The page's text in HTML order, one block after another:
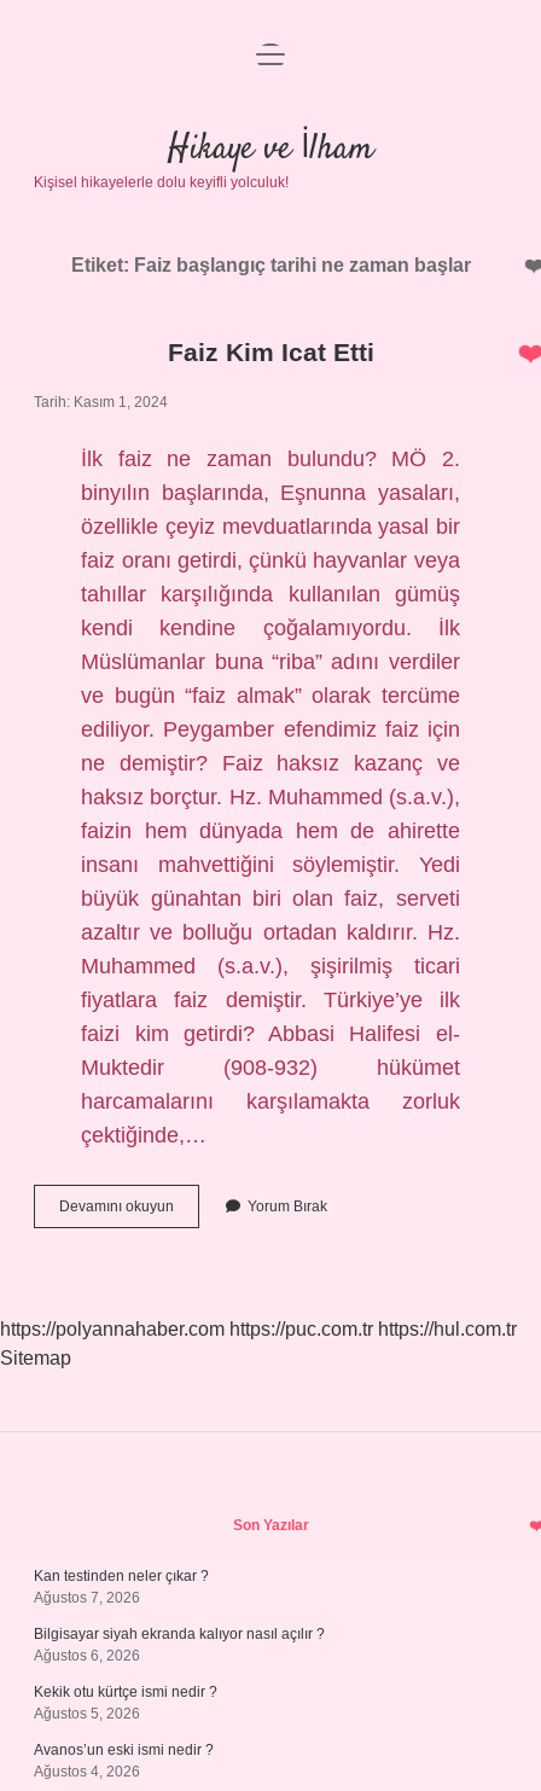
Anasayfa
Gizlilik Politikası
Yasal Uyarı
menüyü
Hikaye ve İlham
Kişisel hikayelerle dolu keyifli yolculuk!
Etiket: Faiz başlangıç tarihi ne zaman başlar
Faiz Kim Icat Etti
Tarih: Kasım 1, 2024
İlk faiz ne zaman bulundu? MÖ 2.
binyılın başlarında, Eşnunna yasaları,
özellikle çeyiz mevduatlarında yasal bir
faiz oranı getirdi, çünkü hayvanlar veya
tahıllar karşılığında kullanılan gümüş
kendi kendine çoğalamıyordu. İlk
Müslümanlar buna “riba” adını verdiler
ve bugün “faiz almak” olarak tercüme
ediliyor. Peygamber efendimiz faiz için
ne demiştir? Faiz haksız kazanç ve
haksız borçtur. Hz. Muhammed (s.a.v.),
faizin hem dünyada hem de ahirette
insanı mahvettiğini söylemiştir. Yedi
büyük günahtan biri olan faiz, serveti
azaltır ve bolluğu ortadan kaldırır. Hz.
Muhammed (s.a.v.), şişirilmiş ticari
fiyatlara faiz demiştir. Türkiye’ye ilk
faizi kim getirdi? Abbasi Halifesi el-
Muktedir (908-932) hükümet
harcamalarını karşılamakta zorluk
çektiğinde,…
Devamını okuyun
Kim
Yorum Bırak
https://polyannahaber.com https://puc.com.tr https://hul.com.tr
Sitemap
Son Yazılar
Kan testinden neler çıkar ?
Ağustos 7, 2026
Bilgisayar siyah ekranda kalıyor nasıl açılır ?
Ağustos 6, 2026
Kekik otu kürtçe ismi nedir ?
Ağustos 5, 2026
Avanos’un eski ismi nedir ?
Ağustos 4, 2026